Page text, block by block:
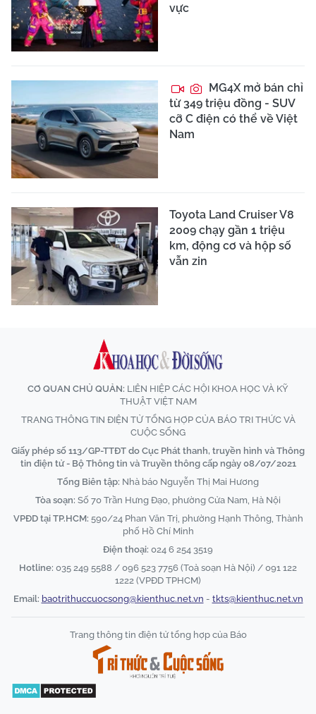
vực
MG4X mở bán chỉ
từ 349 triệu đồng - SUV
cỡ C điện có thể về Việt
Nam
Toyota Land Cruiser V8
2009 chạy gần 1 triệu
km, động cơ và hộp số
vẫn zin
CƠ QUAN CHỦ QUẢN: LIÊN HIỆP CÁC HỘI KHOA HỌC VÀ KỸ
THUẬT VIỆT NAM
TRANG THÔNG TIN ĐIỆN TỬ TỔNG HỢP CỦA BÁO TRI THỨC VÀ
CUỘC SỐNG
Giấy phép số 113/GP-TTĐT do Cục Phát thanh, truyền hình và Thông
tin điện tử - Bộ Thông tin và Truyền thông cấp ngày 08/07/2021
Tổng Biên tập: Nhà báo Nguyễn Thị Mai Hương
Tòa soạn: Số 70 Trần Hưng Đạo, phường Cửa Nam, Hà Nội
VPĐD tại TP.HCM: 590/24 Phan Văn Trị, phường Hạnh Thông, Thành
phố Hồ Chí Minh
Điện thoại: 024 6 254 3519
Hotline: 035 249 5588 / 096 523 7756 (Toà soạn Hà Nội) / 091 122
1222 (VPĐD TPHCM)
Email: baotrithuccuocsong@kienthuc.net.vn - tkts@kienthuc.net.vn
Trang thông tin điện tử tổng hợp của Báo